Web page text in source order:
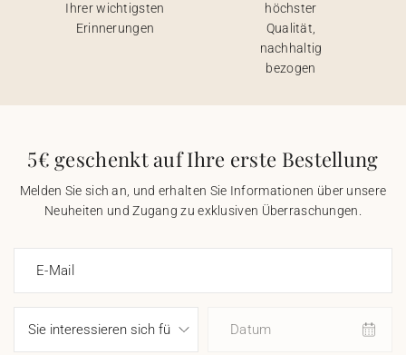
Ihrer wichtigsten
Erinnerungen
höchster
Qualität,
nachhaltig
bezogen
5€ geschenkt auf Ihre erste Bestellung
Melden Sie sich an, und erhalten Sie Informationen über unsere
Neuheiten und Zugang zu exklusiven Überraschungen.
E-Mail
Datum